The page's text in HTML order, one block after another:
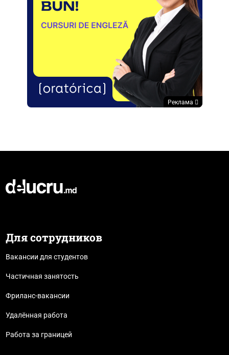
Реклама
Для сотрудников
Вакансии для студентов
Частичная занятость
Фриланс-вакансии
Удалённая работа
Работа за границей